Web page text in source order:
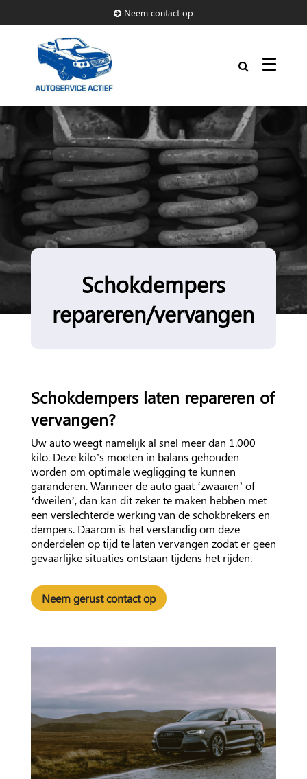
Neem contact op
Schokdempers
repareren/vervangen
Schokdempers laten repareren of
vervangen?
Uw auto weegt namelijk al snel meer dan 1.000
kilo. Deze kilo’s moeten in balans gehouden
worden om optimale wegligging te kunnen
garanderen. Wanneer de auto gaat ‘zwaaien’ of
‘dweilen’, dan kan dit zeker te maken hebben met
een verslechterde werking van de schokbrekers en
dempers. Daarom is het verstandig om deze
onderdelen op tijd te laten vervangen zodat er geen
gevaarlijke situaties ontstaan tijdens het rijden.
Neem gerust contact op